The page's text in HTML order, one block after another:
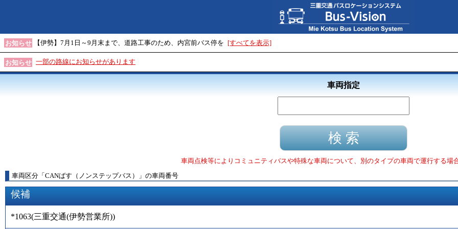
お知らせ 【伊勢】7月1日～9月末まで、道路工事のため、内宮前バス停を [すべてを表示]
お知らせ 一部の路線にお知らせがあります
車両指定
車両点検等によりコミュニティバスや特殊な車両について、別のタイプの車両で運行する場
車両区分 「 CANばす（ノンステップバス） 」 の車両番号
候補
*1063(三重交通(伊勢営業所))